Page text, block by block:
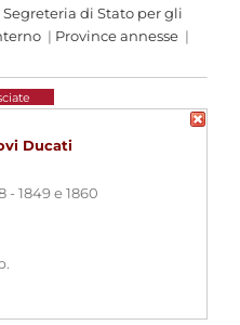
Segreteria di Stato per gli
| Province annesse |
Ducati
- 1849 e 1860